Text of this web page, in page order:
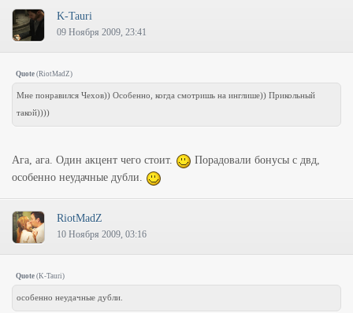
K-Tauri
09 Ноября 2009, 23:41
Quote (RiotMadZ)
Мне понравился Чехов)) Особенно, когда смотришь на инглише)) Прикольный
такой))))
Ага, ага. Один акцент чего стоит.
Порадовали бонусы с двд,
особенно неудачные дубли.
RiotMadZ
10 Ноября 2009, 03:16
Quote (K-Tauri)
особенно неудачные дубли.